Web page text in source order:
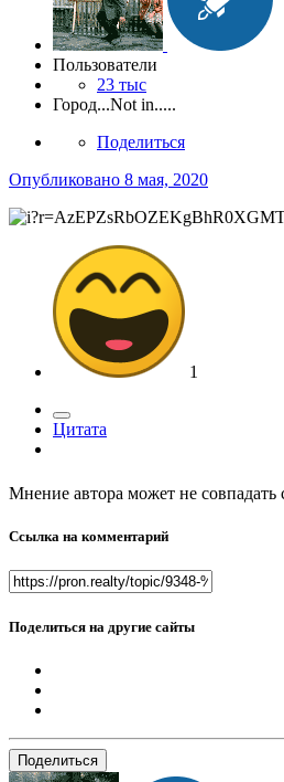
Пользователи
23 тыс
Город...Not in.....
Поделиться
Опубликовано 8 мая, 2020
1
Цитата
Мнение автора может не совпадать
Ссылка на комментарий
Поделиться на другие сайты
Поделиться